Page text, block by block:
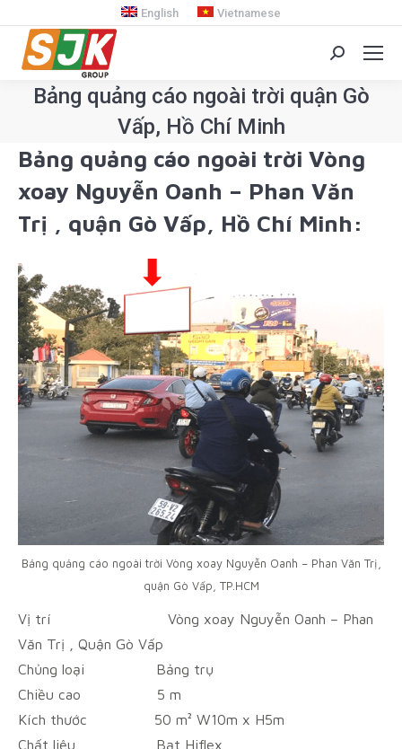
English Vietnamese
Search:
Bảng quảng cáo ngoài trời quận Gò
Vấp, Hồ Chí Minh
You are here:
Bảng quảng cáo ngoài trời Vòng
xoay Nguyễn Oanh – Phan Văn
Trị , quận Gò Vấp, Hồ Chí Minh:
Bảng quảng cáo ngoài trời Vòng xoay Nguyễn Oanh – Phan Văn Trị,
quận Gò Vấp, TP.HCM
Vị trí Vòng xoay Nguyễn Oanh – Phan
Văn Trị , Quận Gò Vấp
Chủng loại Bảng trụ
Chiều cao 5 m
Kích thước 50 m² W10m x H5m
Chất liệu Bạt Hiflex